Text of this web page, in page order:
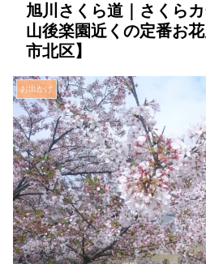
旭川さくら道｜さくら
山後楽園近くの定番お
市北区】
お出かけ